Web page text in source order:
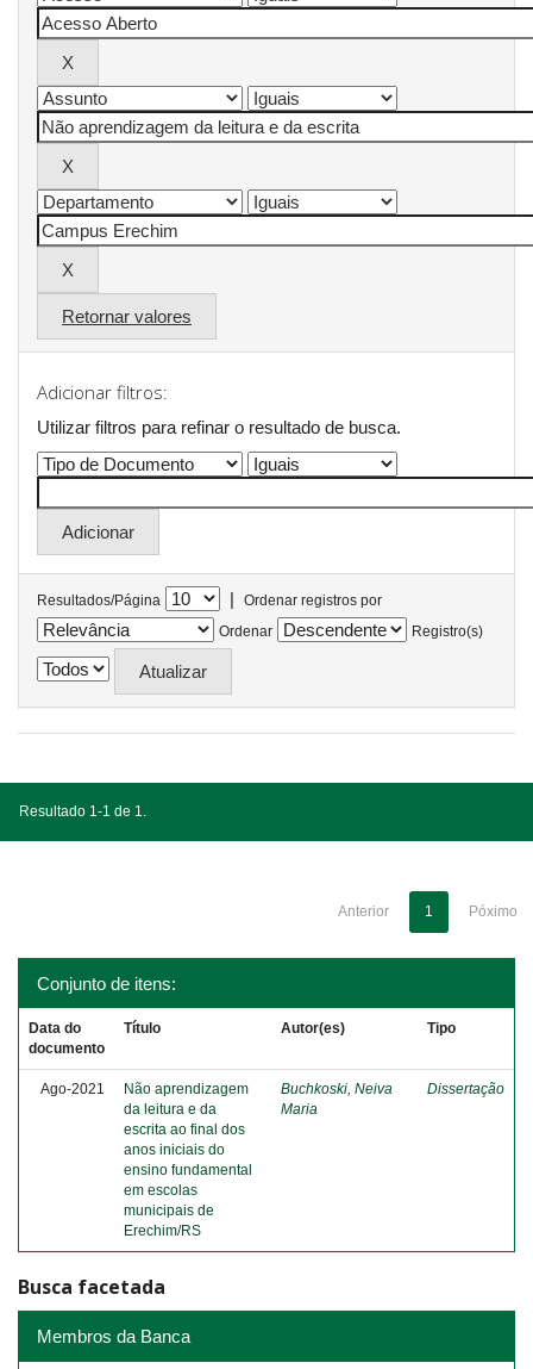
Retornar valores
Adicionar filtros:
Utilizar filtros para refinar o resultado de busca.
Resultados/Página |
Ordenar registros por
Ordenar
Registro(s)
Resultado 1-1 de 1.
Anterior 1 Póximo
Conjunto de itens:
Data do
documento
Título Autor(es) Tipo
Ago-2021
Não aprendizagem
da leitura e da
escrita ao final dos
anos iniciais do
ensino fundamental
em escolas
municipais de
Erechim/RS
Buchkoski, Neiva
Maria
Dissertação
Busca facetada
Membros da Banca